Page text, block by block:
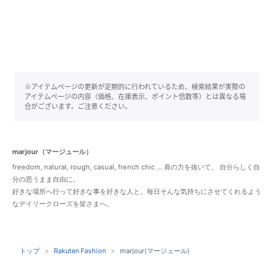
※アイテムページの更新が定期的に行われているため、検索結果が実際の
アイテムページの内容（価格、在庫表示、ポイント倍数等）とは異なる場
合がございます。ご注意ください。
marjour（マージュール）
freedom, natural, rough, casual, french chic ... 肩の力を抜いて、 自分らしく自
分の思うまま自由に。
好きな場所へ行って好きな事を好きな人と。毎日そんな気持ちにさせてくれるよう
なデイリークローズを皆さまへ。
トップ Rakuten Fashion marjour(マージュール)